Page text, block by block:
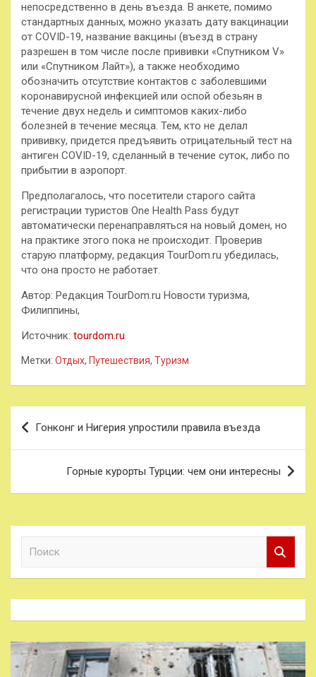
непосредственно в день въезда. В анкете, помимо
стандартных данных, можно указать дату вакцинации
от COVID-19, название вакцины (въезд в страну
разрешен в том числе после прививки «Спутником V»
или «Спутником Лайт»), а также необходимо
обозначить отсутствие контактов с заболевшими
коронавирусной инфекцией или оспой обезьян в
течение двух недель и симптомов каких-либо
болезней в течение месяца. Тем, кто не делал
прививку, придется предъявить отрицательный тест на
антиген COVID-19, сделанный в течение суток, либо по
прибытии в аэропорт.
Предполагалось, что пoсетители старого сайта
регистрации туристов One Health Pass будут
автоматически перенаправляться на новый домен, но
на практике этого пока не происходит. Проверив
старую платформу, редакция TourDom.ru убедилась,
что она просто не работает.
Автор: Редакция TourDom.ru Новости туризма,
Филиппины,
Источник: tourdom.ru
Метки: Отдых, Путешествия, Туризм
Навигация
по
записям
Гонконг и Нигерия упростили правила въезда
Горные курорты Турции: чем они интересны
к